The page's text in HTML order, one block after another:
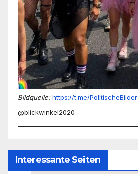
Bildquelle: https://t.me/PolitischeBilder
@blickwinkel2020
Interessante Seiten